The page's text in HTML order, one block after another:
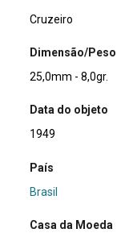
Cruzeiro
Dimensão/Peso
25,0mm - 8,0gr.
Data do objeto
1949
País
Brasil
Casa da Moeda